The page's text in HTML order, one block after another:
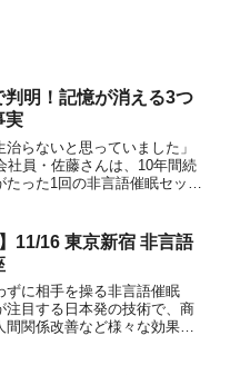
判明！記憶が消える3つ
実
治らないと思っていました」
員・佐藤さんは、10年間続
たった1回の非言語催眠セッシ
れたこの驚くべきセッション
...
】11/16 東京新宿 非言語
ずに相手を操る非言語催眠
注目する日本発の技術で、商
間関係改善など様々な効果が